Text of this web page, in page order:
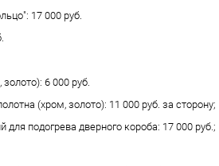
17 000 руб.
6 000 руб.
(хром, золото): 11 000 руб. за сторону;
подогрева дверного короба: 17 000 руб.;